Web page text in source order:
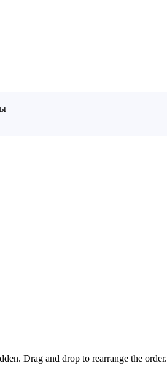
Drag and drop to rearrange the order.